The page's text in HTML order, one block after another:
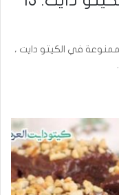
في الكيتو دايت ،